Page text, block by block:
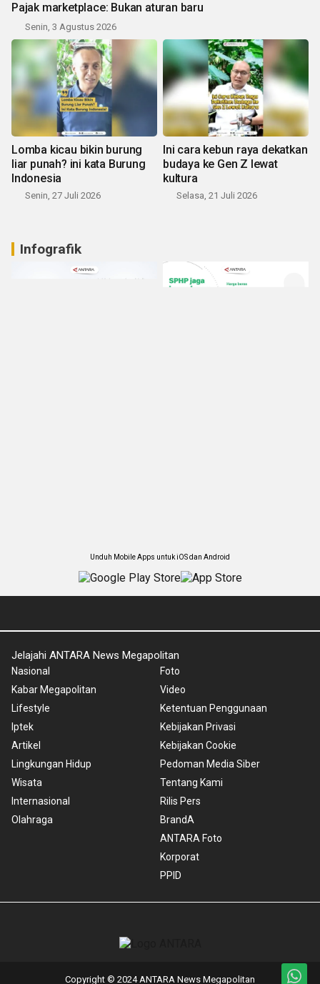
Pajak marketplace: Bukan aturan baru
Senin, 3 Agustus 2026
Lomba kicau bikin burung
liar punah? ini kata Burung
Indonesia
Senin, 27 Juli 2026
Ini cara kebun raya dekatkan
budaya ke Gen Z lewat
kultura
Selasa, 21 Juli 2026
Infografik
Unduh Mobile Apps untuk iOS dan Android
Jelajahi ANTARA News Megapolitan
Nasional
Kabar Megapolitan
Lifestyle
Iptek
Artikel
Lingkungan Hidup
Wisata
Internasional
Olahraga
Foto
Video
Ketentuan Penggunaan
Kebijakan Privasi
Kebijakan Cookie
Pedoman Media Siber
Tentang Kami
Rilis Pers
BrandA
ANTARA Foto
Korporat
PPID
Copyright © 2024 ANTARA News Megapolitan